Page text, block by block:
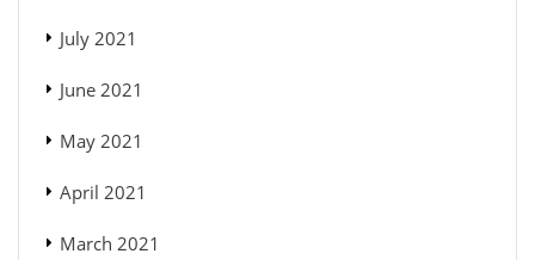
July 2021
June 2021
May 2021
April 2021
March 2021